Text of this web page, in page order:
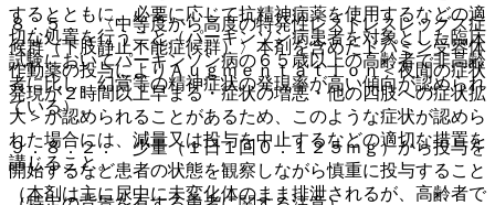
するとともに、必要に応じて抗精神病薬を使用するなどの適
切な処置を行うこと（パーキンソン病患者を対象とした臨床
試験においてパーキンソン病の６５歳以上の高齢者で非高齢
者に比し、幻覚等の精神症状の発現率が高い傾向が認められ
ている）。
９．８．２． 少量（１日１回０．１２５ｍｇ）から投与を
開始するなど患者の状態を観察しながら慎重に投与すること
（本剤は主に尿中に未変化体のまま排泄されるが、高齢者で
８．５． 〈中等度から高度の特発性レストレスレッグス症
候群（下肢静止不能症候群）〉本剤を含めたドパミン受容体
作動薬の投与によりＡｕｇｍｅｎｔａｔｉｏｎ＜夜間の症状
発現が２時間以上早まる・症状の増悪・他の四肢への症状拡
大＞が認められることがあるため、このような症状が認めら
れた場合には、減量又は投与を中止するなどの適切な措置を
講じること。